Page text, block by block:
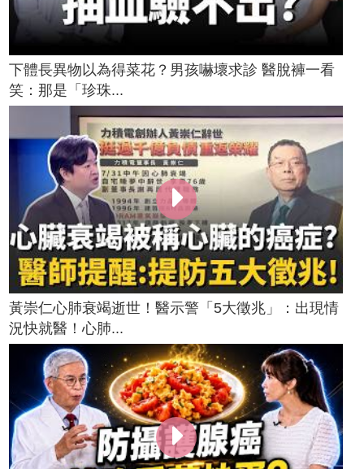
下體長異物以為得菜花？男孩嚇壞求診 醫脫褲一看
笑：那是「珍珠...
黃崇仁心肺衰竭逝世！醫示警「5大徵兆」：出現情
況快就醫！心肺...